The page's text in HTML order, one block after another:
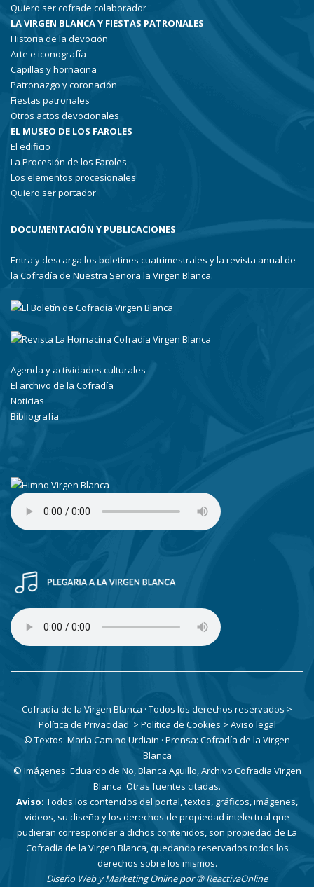
Quiero ser cofrade colaborador
LA VIRGEN BLANCA Y FIESTAS PATRONALES
Historia de la devoción
Arte e iconografía
Capillas y hornacina
Patronazgo y coronación
Fiestas patronales
Otros actos devocionales
EL MUSEO DE LOS FAROLES
El edificio
La Procesión de los Faroles
Los elementos procesionales
Quiero ser portador
DOCUMENTACIÓN Y PUBLICACIONES
Entra y descarga los boletines cuatrimestrales y la revista anual de
la Cofradía de Nuestra Señora la Virgen Blanca.
Agenda y actividades culturales
El archivo de la Cofradía
Noticias
Bibliografía
Cofradía de la Virgen Blanca · Todos los derechos reservados >
Política de Privacidad > Política de Cookies > Aviso legal
© Textos: María Camino Urdiain · Prensa: Cofradía de la Virgen
Blanca
© Imágenes: Eduardo de No, Blanca Aguillo, Archivo Cofradía Virgen
Blanca. Otras fuentes citadas.
Aviso: Todos los contenidos del portal, textos, gráficos, imágenes,
videos, su diseño y los derechos de propiedad intelectual que
pudieran corresponder a dichos contenidos, son propiedad de La
Cofradía de la Virgen Blanca, quedando reservados todos los
derechos sobre los mismos.
Diseño Web y Marketing Online por® ReactivaOnline